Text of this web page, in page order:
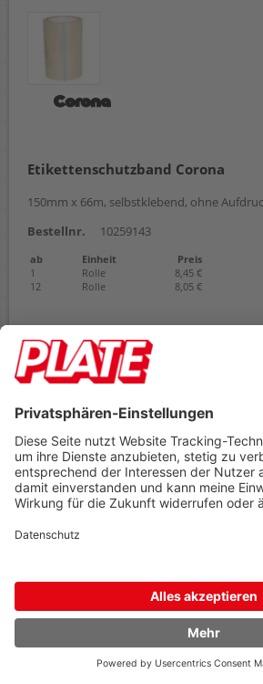
Etikettenschutzband Corona
150mm x 66m, selbstklebend, ohne
Bestellnr.
10259143
ab Einheit
Preis
1
Rolle
8,45 €
12
Rolle 8,05 €
Preis gilt pro
Mindestabnahme
sofort verfügbar
Sortieren nach
49 Ergebnisse